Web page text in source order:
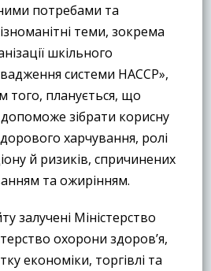
потребами та
теми, зокрема
шкільного
системи HACCP»,
того, планується, що
зібрати корисну
харчування, ролі
й ризиків, спричинених
та ожирінням.
залучені Міністерство
охорони здоров’я,
економіки, торгівлі та